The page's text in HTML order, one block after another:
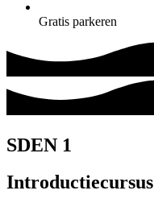
Gratis parkeren
SDEN 1
Introductiecursus